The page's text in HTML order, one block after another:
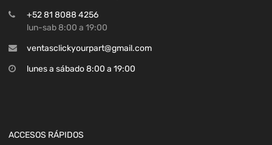
+52 81 8088 4256
lun-sab 8:00 a 19:00
ventasclickyourpart@gmail.com
lunes a sábado 8:00 a 19:00
ACCESOS RÁPIDOS